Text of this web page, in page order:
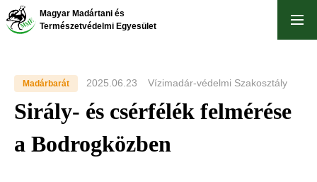
Ugrás
Magyar Madártani és
Természetvédelmi Egyesület
Madárbarát 2025.06.23 Vízimadár-védelmi Szakosztály
Sirály- és csérfélék felmérése
a Bodrogközben